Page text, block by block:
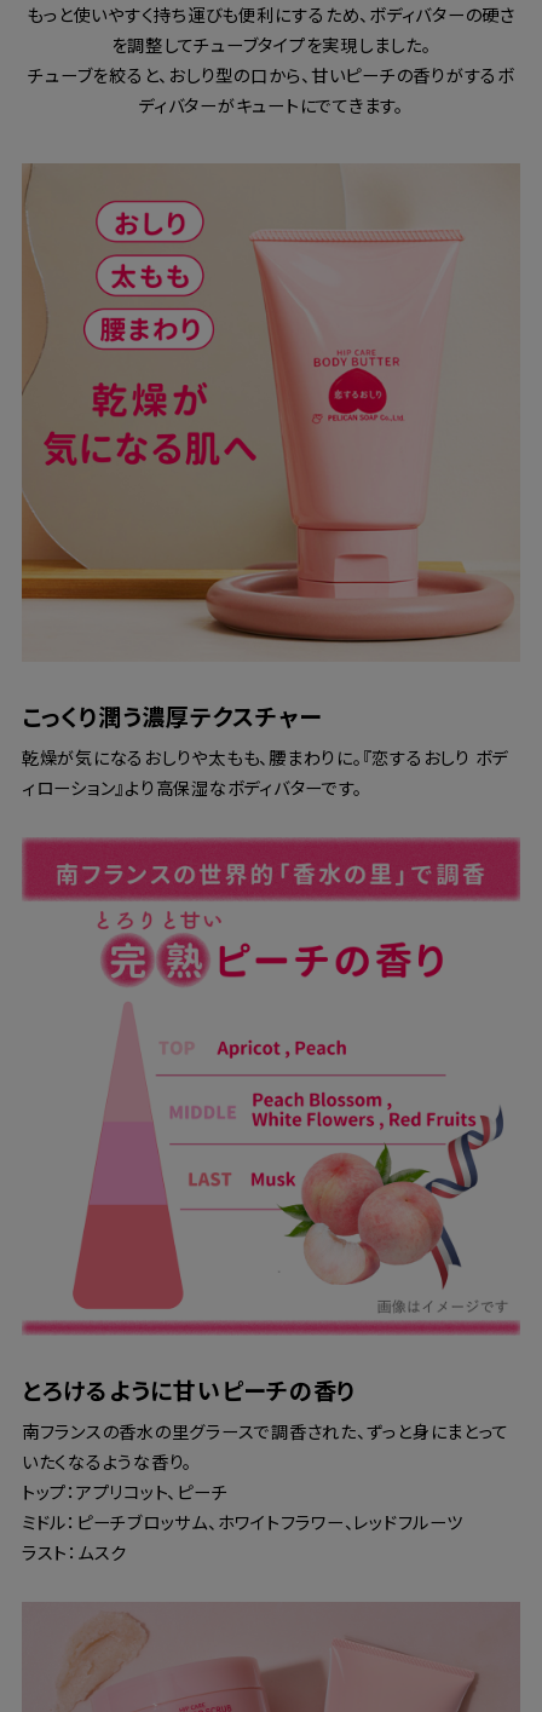
もっと使いやすく持ち運びも便利にするため、ボディバターの硬さ
を調整してチューブタイプを実現しました。
チューブを絞ると、おしり型の口から、甘いピーチの香りがするボ
ディバターがキュートにでてきます。
こっくり潤う濃厚テクスチャー
乾燥が気になるおしりや太もも、腰まわりに。『恋するおしり ボデ
ィローション』より高保湿なボディバターです。
とろけるように甘いピーチの香り
南フランスの香水の里グラースで調香された、ずっと身にまとって
いたくなるような香り。
トップ：アプリコット、ピーチ
ミドル：ピーチブロッサム、ホワイトフラワー、レッドフルーツ
ラスト：ムスク